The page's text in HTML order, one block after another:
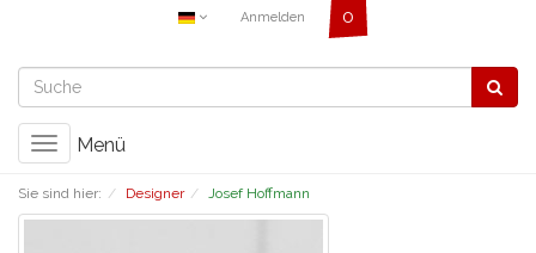
Anmelden
Toggle
Menü
Sie sind hier: Designer Josef Hoffmann